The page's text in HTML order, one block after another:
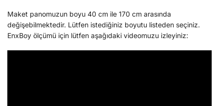
Maket panomuzun boyu 40 cm ile 170 cm arasında
değişebilmektedir. Lütfen istediğiniz boyutu listeden seçiniz.
EnxBoy ölçümü için lütfen aşağıdaki videomuzu izleyiniz: